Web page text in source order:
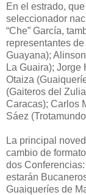
En el estrado,
seleccionador
“Che” García,
representantes
Guayana);
La Guaira); Jorge
Otaiza
(Gaiteros del
Caracas); Carlos
Sáez
La principal
cambio de
dos
estarán
Guaiqueríes de